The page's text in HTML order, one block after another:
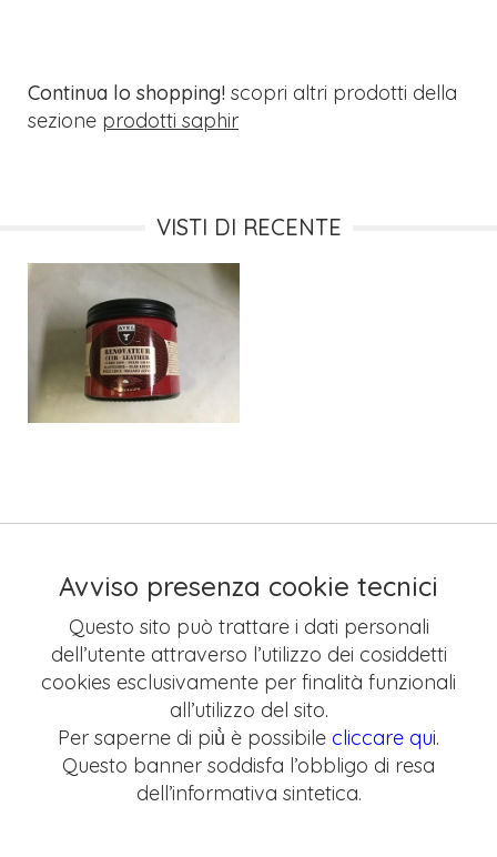
Continua lo shopping! scopri altri prodotti della
sezione prodotti saphir
VISTI DI RECENTE
Avviso presenza cookie tecnici
Questo sito può trattare i dati personali
dell’utente attraverso l’utilizzo dei cosiddetti
cookies esclusivamente per finalità funzionali
all’utilizzo del sito.
Per saperne di più̀ è possibile cliccare qui.
Questo banner soddisfa l’obbligo di resa
dell’informativa sintetica.